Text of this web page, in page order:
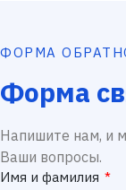
ФОРМА
Форма
Напишите нам, и
Ваши вопросы.
Имя и фамилия *